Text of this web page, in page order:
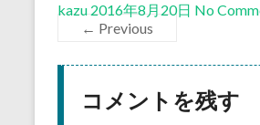
kazu 2016年8月20日 No
← Previous
コメントを残す